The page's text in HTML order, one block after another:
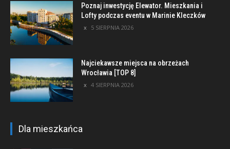
Poznaj inwestycję Elewator. Mieszkania i
Lofty podczas eventu w Marinie Kleczków
5 SIERPNIA 2026
Najciekawsze miejsca na obrzeżach
Wrocławia [TOP 8]
4 SIERPNIA 2026
Dla mieszkańca